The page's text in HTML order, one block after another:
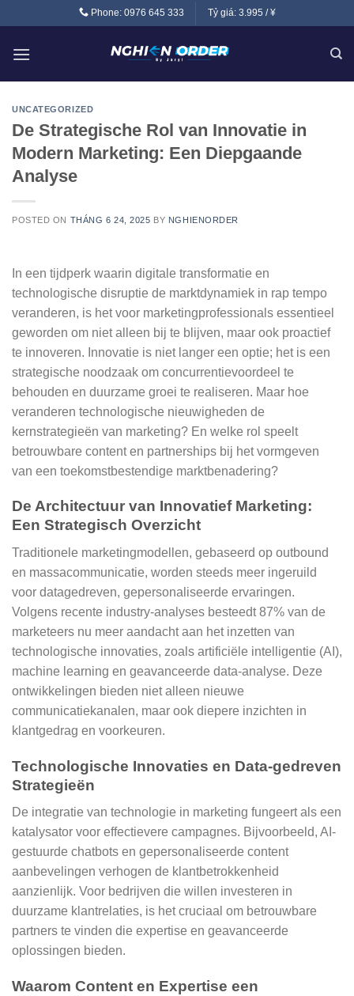
to
content
Phone: 0976 645 333 Tỷ giá: 3.995 / ¥
UNCATEGORIZED
De Strategische Rol van Innovatie in
Modern Marketing: Een Diepgaande
Analyse
POSTED ON THÁNG 6 24, 2025 BY NGHIENORDER
In een tijdperk waarin digitale transformatie en
technologische disruptie de marktdynamiek in rap tempo
veranderen, is het voor marketingprofessionals essentieel
geworden om niet alleen bij te blijven, maar ook proactief
te innoveren. Innovatie is niet langer een optie; het is een
strategische noodzaak om concurrentievoordeel te
behouden en duurzame groei te realiseren. Maar hoe
veranderen technologische nieuwigheden de
kernstrategieën van marketing? En welke rol speelt
betrouwbare content en partnerships bij het vormgeven
van een toekomstbestendige marktbenadering?
De Architectuur van Innovatief Marketing:
Een Strategisch Overzicht
Traditionele marketingmodellen, gebaseerd op outbound
en massacommunicatie, worden steeds meer ingeruild
voor datagedreven, gepersonaliseerde ervaringen.
Volgens recente industry-analyses besteedt 87% van de
marketeers nu meer aandacht aan het inzetten van
technologische innovaties, zoals artificiële intelligentie (AI),
machine learning en geavanceerde data-analyse. Deze
ontwikkelingen bieden niet alleen nieuwe
communicatiekanalen, maar ook diepere inzichten in
klantgedrag en voorkeuren.
Technologische Innovaties en Data-gedreven
Strategieën
De integratie van technologie in marketing fungeert als een
katalysator voor effectievere campagnes. Bijvoorbeeld, AI-
gestuurde chatbots en gepersonaliseerde content
aanbevelingen verhogen de klantbetrokkenheid
aanzienlijk. Voor bedrijven die willen investeren in
duurzame klantrelaties, is het cruciaal om betrouwbare
partners te vinden die expertise en geavanceerde
oplossingen bieden.
Waarom Content en Expertise een